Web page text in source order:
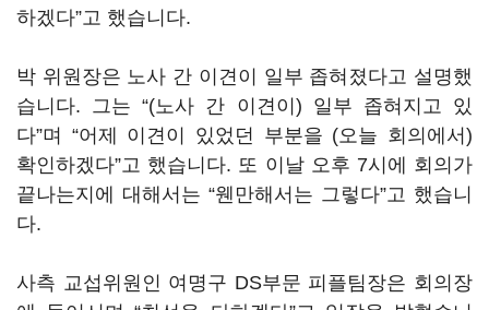
하겠다”고 했습니다.
박 위원장은 노사 간 이견이 일부 좁혀졌다고 설명했
습니다. 그는 “(노사 간 이견이) 일부 좁혀지고 있
다”며 “어제 이견이 있었던 부분을 (오늘 회의에서)
확인하겠다”고 했습니다. 또 이날 오후 7시에 회의가
끝나는지에 대해서는 “웬만해서는 그렇다”고 했습니
다.
사측 교섭위원인 여명구 DS부문 피플팀장은 회의장